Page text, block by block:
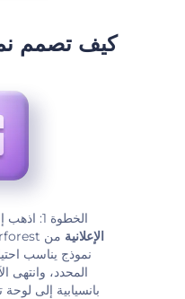
كيف تصمم
الخطوة 1: اذهب إلى
الإعلانية
نموذج يناسب
المحدد، وانتهى
بانسيابية إلى